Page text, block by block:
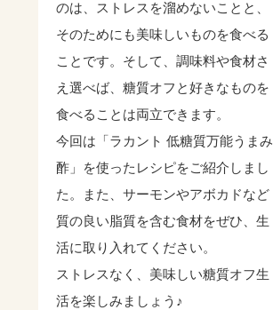
のは、ストレスを溜めないことと、
そのためにも美味しいものを食べる
ことです。そして、調味料や食材さ
え選べば、糖質オフと好きなものを
食べることは両立できます。
今回は「ラカント 低糖質万能うまみ
酢」を使ったレシピをご紹介しまし
た。また、サーモンやアボカドなど
質の良い脂質を含む食材をぜひ、生
活に取り入れてください。
ストレスなく、美味しい糖質オフ生
活を楽しみましょう♪